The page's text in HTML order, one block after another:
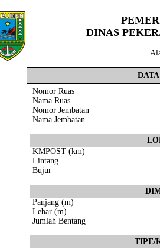
DINAS
Nomor Ruas
Nama Ruas
Nomor Jembatan
Nama Jembatan
KMPOST (km)
Lintang
Bujur
Panjang (m)
Lebar (m)
Jumlah Bentang
TIPE/